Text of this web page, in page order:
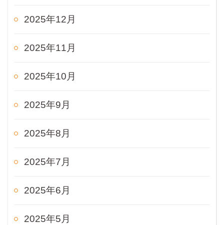
2025年12月
2025年11月
2025年10月
2025年9月
2025年8月
2025年7月
2025年6月
2025年5月